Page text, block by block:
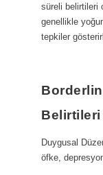
süreli belirtileri
genellikle
tepkiler
Duygusal
öfke,